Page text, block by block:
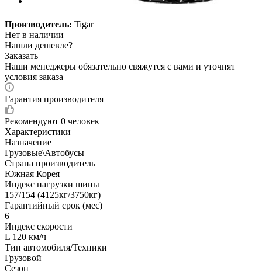
Производитель: Tigar
Нет в наличии
Нашли дешевле?
Заказать
Наши менеджеры обязательно свяжутся с вами и уточнят
условия заказа
Гарантия производителя
Рекомендуют 0 человек
Характеристики
Назначение
Грузовые\Автобусы
Страна производитель
Южная Корея
Индекс нагрузки шины
157/154 (4125кг/3750кг)
Гарантийный срок (мес)
6
Индекс скорости
L 120 км/ч
Тип автомобиля/Техники
Грузовой
Сезон